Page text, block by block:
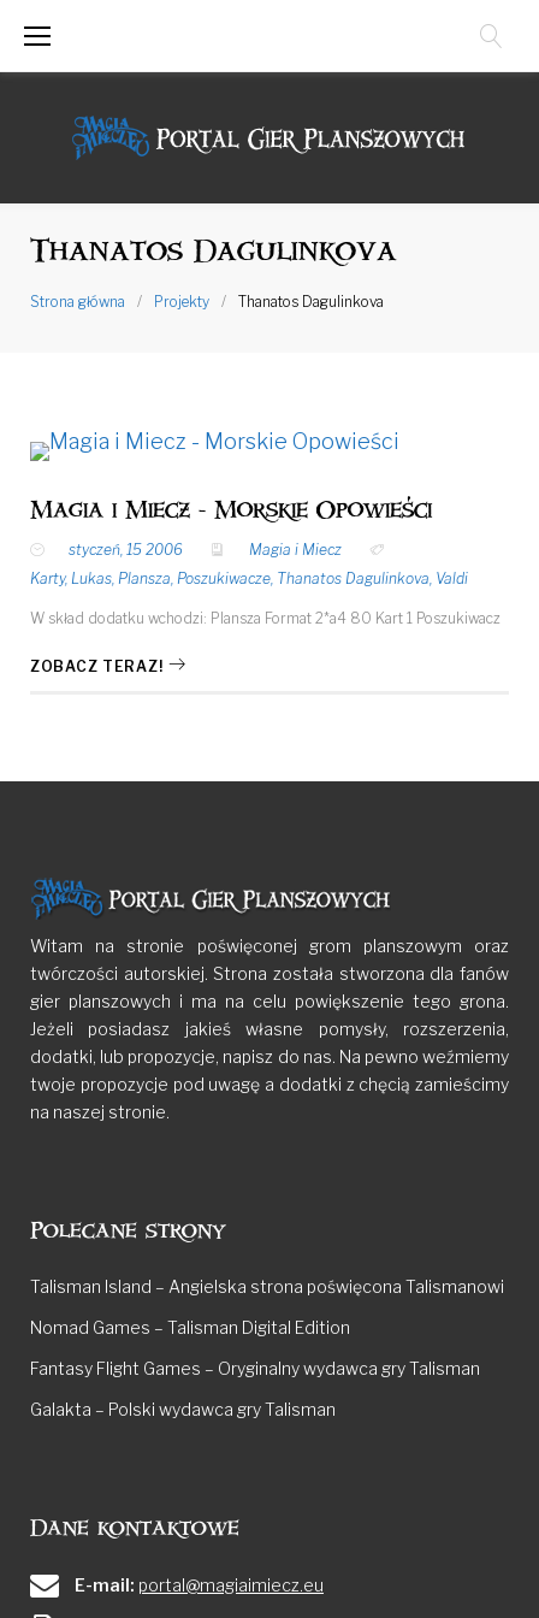
Thanatos Dagulinkova
Strona główna / Projekty / Thanatos Dagulinkova
Magia i Miecz - Morskie Opowieści
styczeń, 15 2006
Magia i Miecz
Karty, Lukas, Plansza, Poszukiwacze, Thanatos Dagulinkova, Valdi
W skład dodatku wchodzi: Plansza Format 2*a4 80 Kart 1 Poszukiwacz
ZOBACZ TERAZ!
Witam na stronie poświęconej grom planszowym oraz
twórczości autorskiej. Strona została stworzona dla fanów
gier planszowych i ma na celu powiększenie tego grona.
Jeżeli posiadasz jakieś własne pomysły, rozszerzenia,
dodatki, lub propozycje, napisz do nas. Na pewno weźmiemy
twoje propozycje pod uwagę a dodatki z chęcią zamieścimy
na naszej stronie.
Polecane strony
Talisman Island – Angielska strona poświęcona Talismanowi
Nomad Games – Talisman Digital Edition
Fantasy Flight Games – Oryginalny wydawca gry Talisman
Galakta – Polski wydawca gry Talisman
Dane kontaktowe
E-mail: portal@magiaimiecz.eu